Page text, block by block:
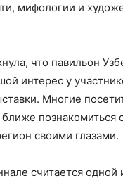
мифологии и
что павильон
интерес у
Многие
познакомиться
своими глазами.
считается одной